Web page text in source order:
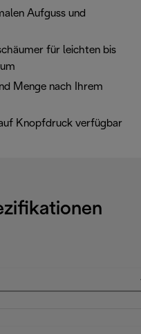
Aufguss und
für leichten bis
Menge nach Ihrem
Knopfdruck verfügbar